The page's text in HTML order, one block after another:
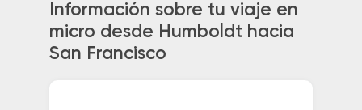
Información sobre tu viaje en
micro desde Humboldt hacia
San Francisco